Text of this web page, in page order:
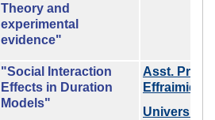
Theory and
experimental
evidence"
"Social Interaction
Effects in Duration
Models"
Asst. Prof.
Effraimidis
University